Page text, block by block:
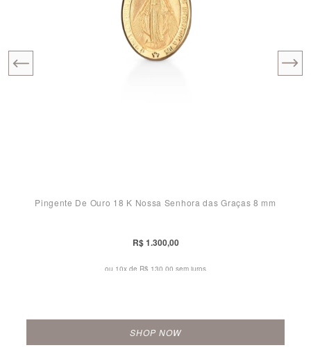
Pingente De Ouro 18 K Nossa Senhora das Graças 8 mm
R$ 1.300,00
ou 10x de R$ 130,00 sem juros
SHOP NOW